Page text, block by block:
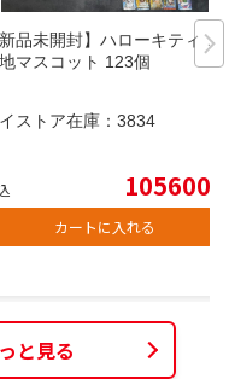
新品未開封】ハローキティ ご
マスコット 123個
ストア在庫： 3834
105600
カートに入れる
と見る